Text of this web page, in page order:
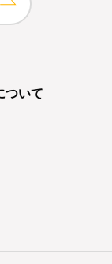
ついて